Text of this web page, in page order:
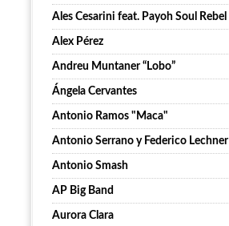
Ales Cesarini feat. Payoh Soul Rebel
Alex Pérez
Andreu Muntaner “Lobo”
Ángela Cervantes
Antonio Ramos "Maca"
Antonio Serrano y Federico Lechner
Antonio Smash
AP Big Band
Aurora Clara